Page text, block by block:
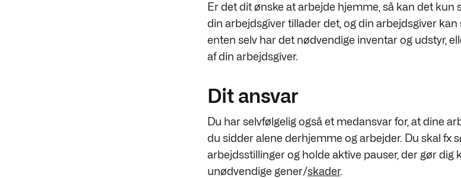
Er det dit ønske at arbejde hjemme, så kan det kun
din arbejdsgiver tillader det, og din arbejdsgiver
enten selv har det nødvendige inventar og udstyr,
af din arbejdsgiver.
Dit ansvar
Du har selvfølgelig også et medansvar for, at dine
du sidder alene derhjemme og arbejder. Du skal fx
arbejdsstillinger og holde aktive pauser, der gør dig
unødvendige gener/skader.